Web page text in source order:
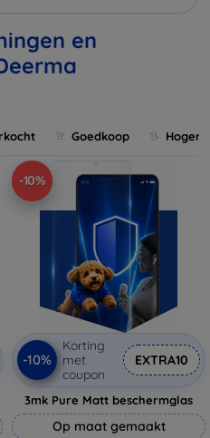
en
Goedkoop
-10%
-10%
Korting
met
coupon
EXTRA10
3mk Pure Matt beschermglas
Op maat gemaakt